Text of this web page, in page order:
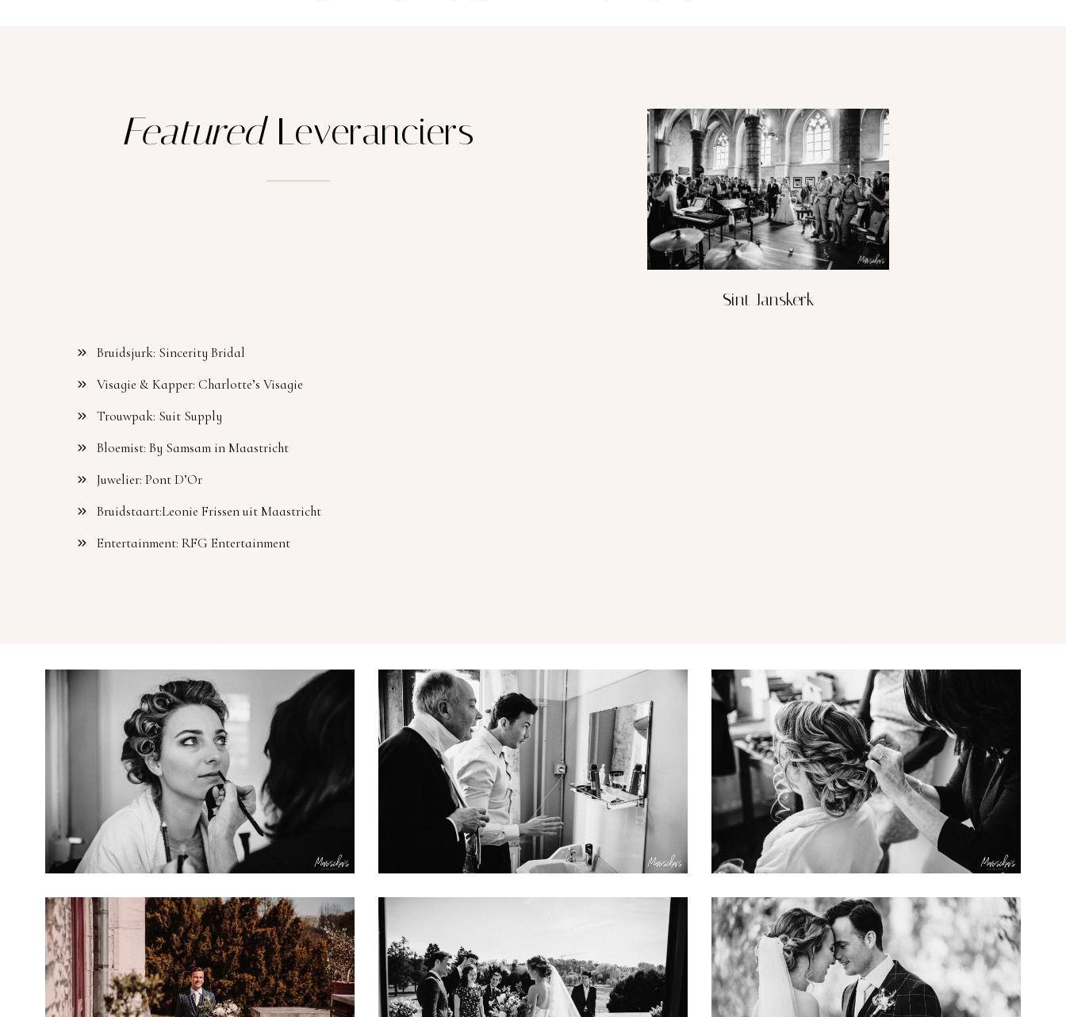
FeaturedLeveranciers
Sint Janskerk
Bruidsjurk: Sincerity Bridal
Visagie & Kapper: Charlotte’s Visagie
Trouwpak: Suit Supply
Bloemist: By Samsam in Maastricht
Juwelier: Pont D’Or
Bruidstaart:Leonie Frissen uit Maastricht
Entertainment: RFG Entertainment